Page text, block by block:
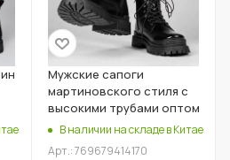
Мужские сапоги
мартиновского стиля с
высокими трубами оптом
В наличии на складе в Китае
Арт.: 769679414170